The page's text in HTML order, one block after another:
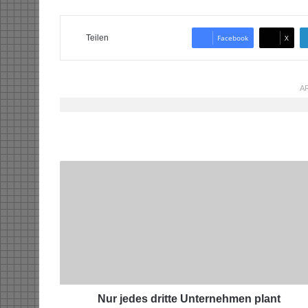
Teilen Facebook X
d
Nur jedes dritte Unternehmen plant